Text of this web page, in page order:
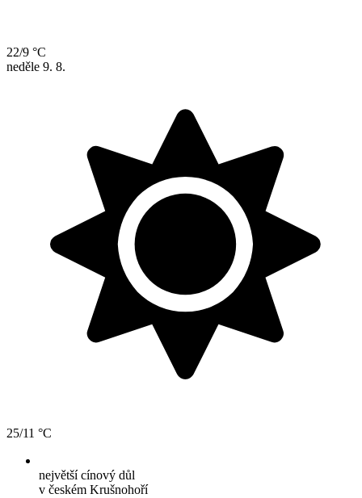
22/9 °C
neděle 9. 8.
25/11 °C
největší cínový důl
v českém Krušnohoří